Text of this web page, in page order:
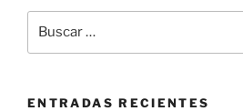
por:
ENTRADAS RECIENTES